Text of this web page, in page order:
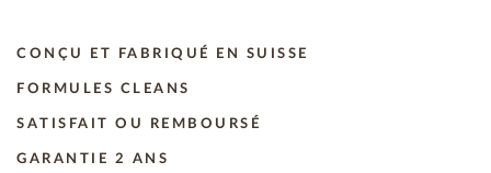
CONÇU ET FABRIQUÉ EN SUISSE
FORMULES CLEANS
SATISFAIT OU REMBOURSÉ
GARANTIE 2 ANS